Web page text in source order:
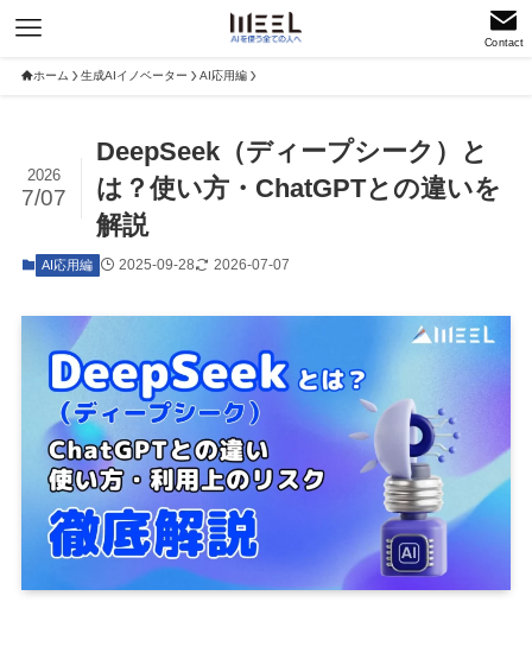
Contact
ホーム 生成AIイノベーター AI応用編
DeepSeek（ディープシーク）と
は？使い方・ChatGPTとの違いを
解説
2026
7/07
AI応用編 2025-09-28 2026-07-07